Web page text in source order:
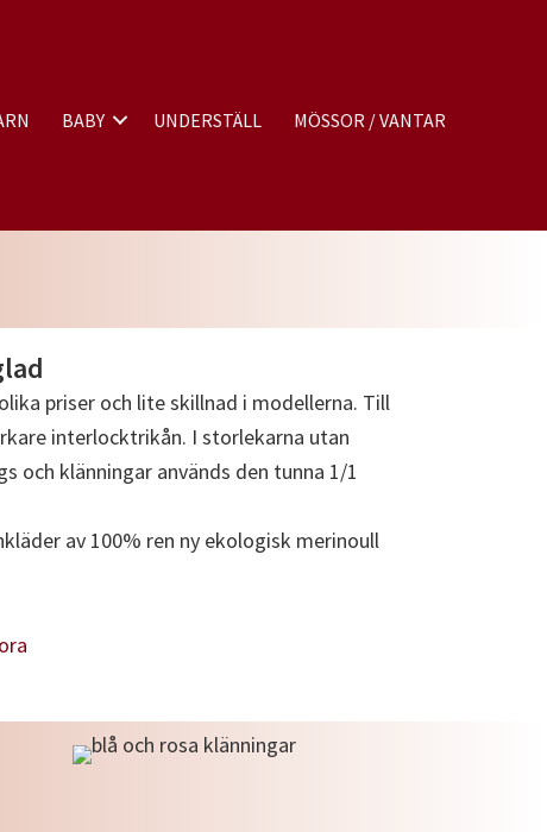
BABY UNDERSTÄLL MÖSSOR / VANTAR
priser och lite skillnad i modellerna. Till
interlocktrikån. I storlekarna utan
och klänningar används den tunna 1/1
av 100% ren ny ekologisk merinoull